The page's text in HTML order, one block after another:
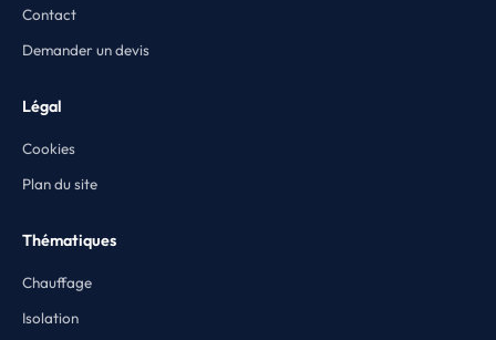
Contact
Demander un devis
Légal
Cookies
Plan du site
Thématiques
Chauffage
Isolation